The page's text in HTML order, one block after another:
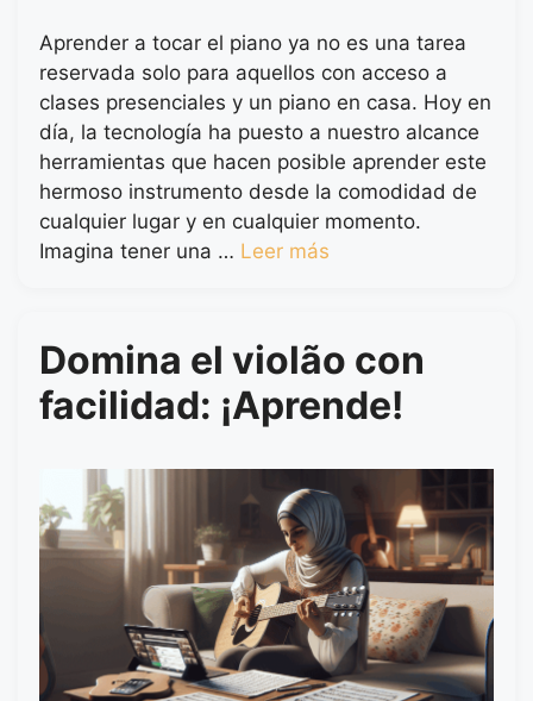
Aprender a tocar el piano ya no es una tarea
reservada solo para aquellos con acceso a
clases presenciales y un piano en casa. Hoy en
día, la tecnología ha puesto a nuestro alcance
herramientas que hacen posible aprender este
hermoso instrumento desde la comodidad de
cualquier lugar y en cualquier momento.
Imagina tener una … Leer más
Domina el violão con
facilidad: ¡Aprende!